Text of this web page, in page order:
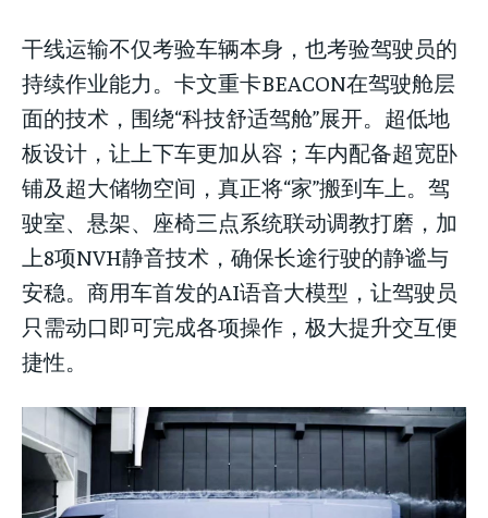
干线运输不仅考验车辆本身，也考验驾驶员的
持续作业能力。卡文重卡BEACON在驾驶舱层
面的技术，围绕“科技舒适驾舱”展开。超低地
板设计，让上下车更加从容；车内配备超宽卧
铺及超大储物空间，真正将“家”搬到车上。驾
驶室、悬架、座椅三点系统联动调教打磨，加
上8项NVH静音技术，确保长途行驶的静谧与
安稳。商用车首发的AI语音大模型，让驾驶员
只需动口即可完成各项操作，极大提升交互便
捷性。